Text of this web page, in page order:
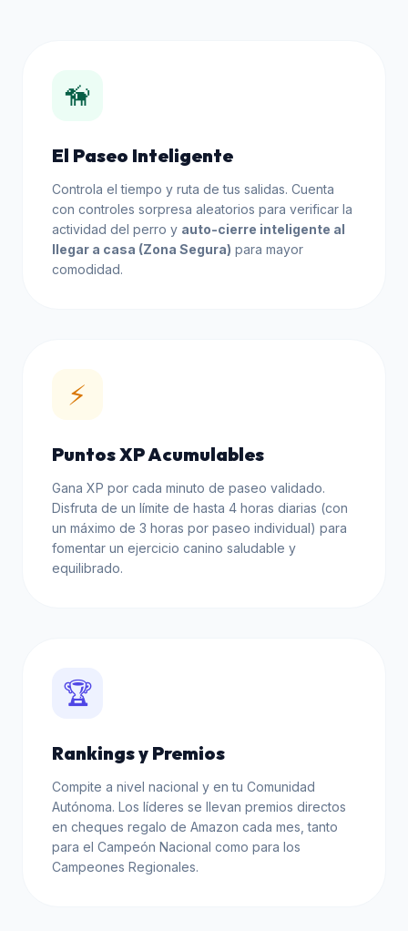
🦮
El Paseo Inteligente
Controla el tiempo y ruta de tus salidas. Cuenta
con controles sorpresa aleatorios para verificar la
actividad del perro y auto-cierre inteligente al
llegar a casa (Zona Segura) para mayor
comodidad.
⚡
Puntos XP Acumulables
Gana XP por cada minuto de paseo validado.
Disfruta de un límite de hasta 4 horas diarias (con
un máximo de 3 horas por paseo individual) para
fomentar un ejercicio canino saludable y
equilibrado.
🏆
Rankings y Premios
Compite a nivel nacional y en tu Comunidad
Autónoma. Los líderes se llevan premios directos
en cheques regalo de Amazon cada mes, tanto
para el Campeón Nacional como para los
Campeones Regionales.